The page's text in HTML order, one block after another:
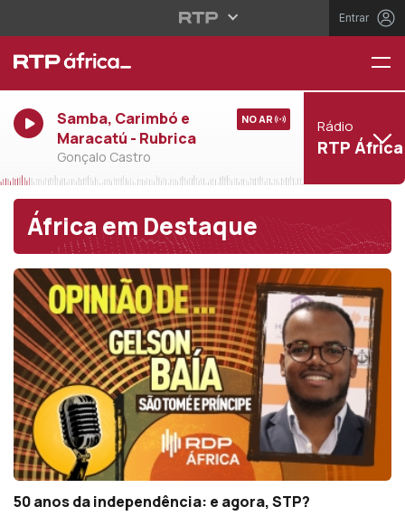
Entrar
Samba, Carimbó e
Maracatú - Rubrica
Gonçalo Castro
NO AR Rádio
RTP África
África em Destaque
50 anos da independência: e agora, STP?